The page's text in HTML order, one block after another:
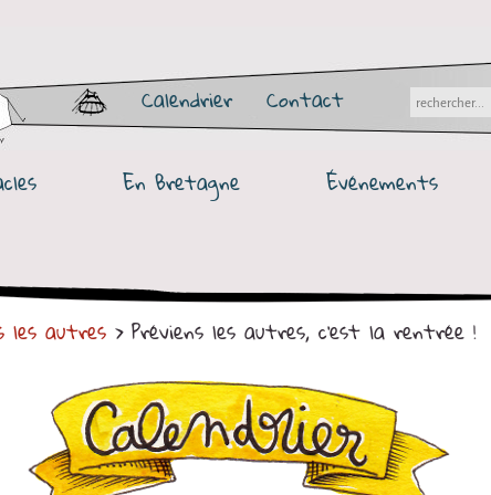
Calendrier Contact
En Bretagne Événements
les autres > Préviens les autres, c'est la rentrée !